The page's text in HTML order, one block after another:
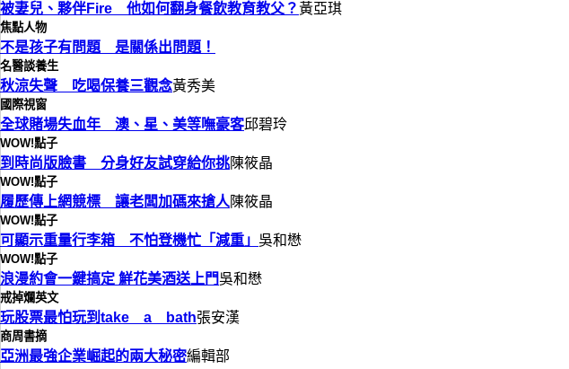
被妻兒、夥伴Fire 他如何翻身餐飲教育教父？黃亞琪
焦點人物
不是孩子有問題 是關係出問題！
名醫談養生
秋涼失聲 吃喝保養三觀念黃秀美
國際視窗
全球賭場失血年 澳、星、美等嘸豪客邱碧玲
WOW!點子
到時尚版臉書 分身好友試穿給你挑陳筱晶
WOW!點子
履歷傳上網競標 讓老闆加碼來搶人 陳筱晶
WOW!點子
可顯示重量行李箱 不怕登機忙「減重」 吳和懋
WOW!點子
浪漫約會一鍵搞定 鮮花美酒送上門吳和懋
戒掉爛英文
玩股票最怕玩到take a bath張安漢
商周書摘
亞洲最強企業崛起的兩大秘密編輯部